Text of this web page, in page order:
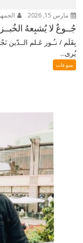
مارس 15, 2026
جُــوعٌ لا يُشبِعهُ
بِقَلَم / نـُـور عَـلم الــدّين
يُرى...
منوعات